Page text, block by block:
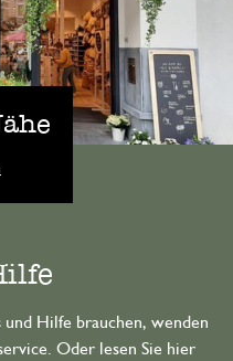
und Hilfe brauchen, wenden
Oder lesen Sie hier